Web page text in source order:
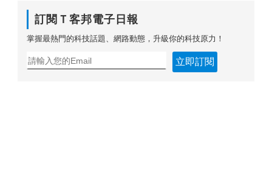
訂閱Ｔ客邦電子日報
掌握最熱門的科技話題、網路動態，升級你的科技原力！
立即訂閱